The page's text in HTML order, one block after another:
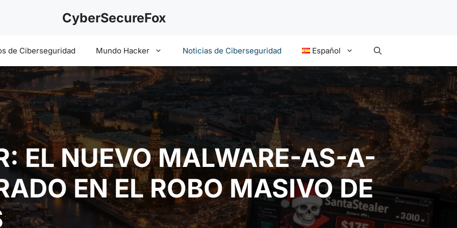
CyberSecureFox
de Ciberseguridad Mundo Hacker Noticias de Ciberseguridad Español
EL NUEVO MALWARE-AS-A-
EN EL ROBO MASIVO DE